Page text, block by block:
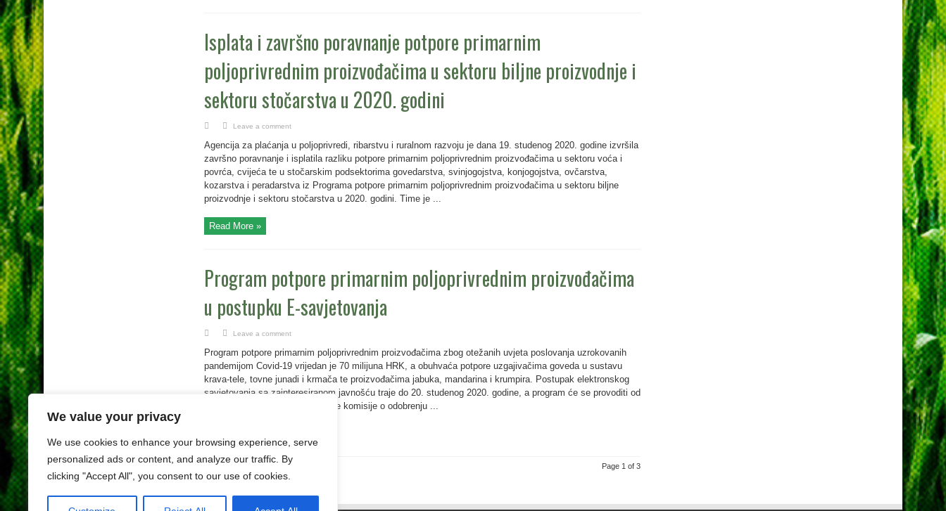
We value your privacy
We use cookies to enhance your browsing experience, serve
personalized ads or content, and analyze our traffic. By
clicking "Accept All", you consent to our use of cookies.
Isplata i završno poravnanje potpore primarnim
poljoprivrednim proizvođačima u sektoru biljne proizvodnje i
sektoru stočarstva u 2020. godini
Leave a comment
Agencija za plaćanja u poljoprivredi, ribarstvu i ruralnom razvoju je dana 19. studenog 2020. godine izvršila
završno poravnanje i isplatila razliku potpore primarnim poljoprivrednim proizvođačima u sektoru voća i
povrća, cvijeća te u stočarskim podsektorima govedarstva, svinjogojstva, konjogojstva, ovčarstva,
kozarstva i peradarstva iz Programa potpore primarnim poljoprivrednim proizvođačima u sektoru biljne
proizvodnje i sektoru stočarstva u 2020. godini. Time je ...
Read More »
Program potpore primarnim poljoprivrednim proizvođačima
u postupku E-savjetovanja
Leave a comment
Program potpore primarnim poljoprivrednim proizvođačima zbog otežanih uvjeta poslovanja uzrokovanih
pandemijom Covid-19 vrijedan je 70 milijuna HRK, a obuhvaća potpore uzgajivačima goveda u sustavu
krava-tele, tovne junadi i krmača te proizvođačima jabuka, mandarina i krumpira. Postupak elektronskog
savjetovanja sa zainteresiranom javnošću traje do 20. studenog 2020. godine, a program će se provoditi od
datuma primitka odluke Europske komisije o odobrenju ...
Page 1 of 3
1